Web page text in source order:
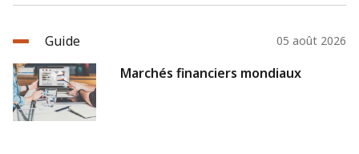
Guide 05 août 2026
Marchés financiers mondiaux